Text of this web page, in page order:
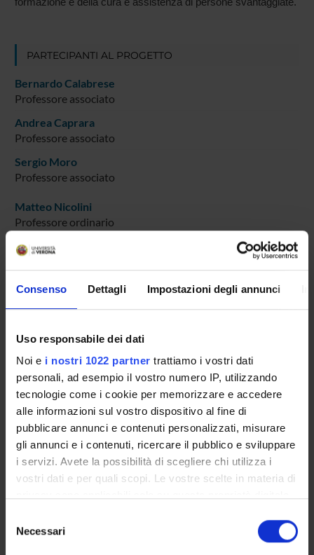
Consenso Dettagli Impostazioni degli annunci
Uso responsabile dei dati
Noi e i nostri 1022 partner trattiamo i vostri dati
personali, ad esempio il vostro numero IP, utilizzando
tecnologie come i cookie per memorizzare e accedere
alle informazioni sul vostro dispositivo al fine di
pubblicare annunci e contenuti personalizzati, misurare
gli annunci e i contenuti, ricercare il pubblico e sviluppare
i servizi. Avete la possibilità di scegliere chi utilizza i
vostri dati e per quali scopi. Le vostre scelte in materia di
modificare o revocare il proprio consenso in qualsiasi
momento dalla Dichiarazione sui cookie o facendo clic
delNecessari
PARTECIPANTI AL PROGETTO
Bernardo Calabrese
Professore associato
Andrea Caprara
Professore associato
Sergio Moro
Professore associato
Matteo Nicolini
Professore ordinario
Gianluca Riolfo
Università degli Studi di Macerata
Luca Di Giovanni
Università degli Studi di Urbino
Alessandro Lolli
Università degli Studi di Bologna
Giorgio Spedicato
Università degli Studi di Bologna